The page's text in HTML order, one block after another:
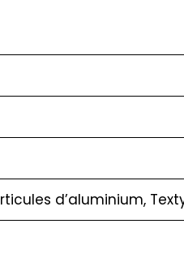
d’aluminium,